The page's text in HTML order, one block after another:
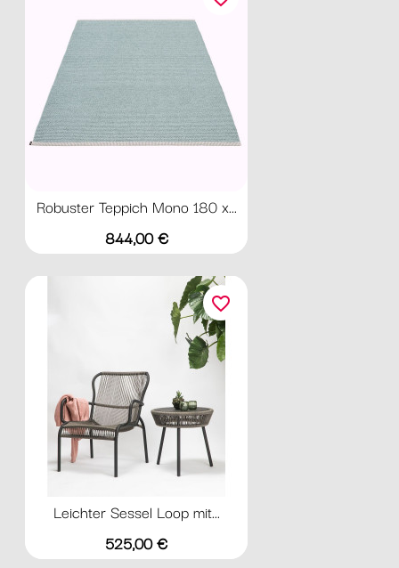
Robuster Teppich Mono 180 x...
Preis
844,00 €
Leichter Sessel Loop mit...
Preis
525,00 €
favorite_border